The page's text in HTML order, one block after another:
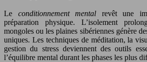
Le conditionnement mental revêt une
préparation physique. L’isolement
mongoles ou les plaines sibériennes génère
uniques. Les techniques de méditation, la
gestion du stress deviennent des outils
l’équilibre mental durant les phases les plus